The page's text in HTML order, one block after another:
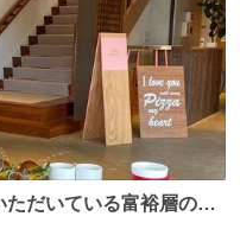
だいている富裕層の社
な自慢は一切しない